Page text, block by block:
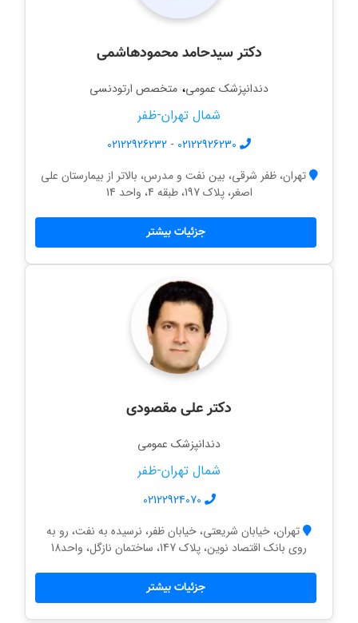
دکتر سیدحامد محمودهاشمی
دندانپزشک عمومی، متخصص ارتودنسی
شمال تهران-ظفر
02122926230
-
02122926232
تهران، ظفر شرقی، بین نفت و مدرس، بالاتر از بیمارستان علی
اصغر، پلاک 197، طبقه 4، واحد 14
جزئیات بیشتر
دکتر علی مقصودی
دندانپزشک عمومی
شمال تهران-ظفر
02122924070
تهران، خیابان شریعتی، خیابان ظفر، نرسیده به نفت، رو به
روی بانک اقتصاد نوین، پلاک 147، ساختمان نازگل، واحد18
جزئیات بیشتر